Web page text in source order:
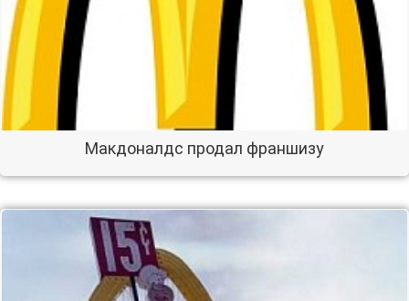
Макдоналдс продал франшизу